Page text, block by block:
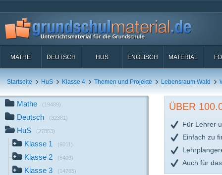
MATHE DEUTSCH HUS ENGLISCH MATERIAL
Startseite HuS Klasse 4 Themen und Projekte Lebensraum Wald
Mathe (19489)
Deutsch (32381)
HuS (27853)
Klasse 1 (6011)
Klasse 2 (6409)
Klasse 3 (14765)
ÜBER
Für Lehrer
Einfach zu
Auch für